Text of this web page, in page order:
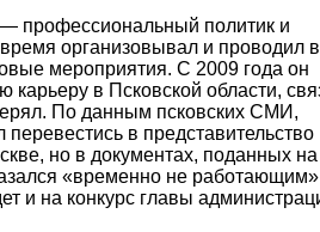
профессиональный политик и
организовывал и проводил в
мероприятия. С 2009 года он
карьеру в Псковской области,
По данным псковских СМИ,
в представительство
но в документах, поданных на
«временно не
и на конкурс главы